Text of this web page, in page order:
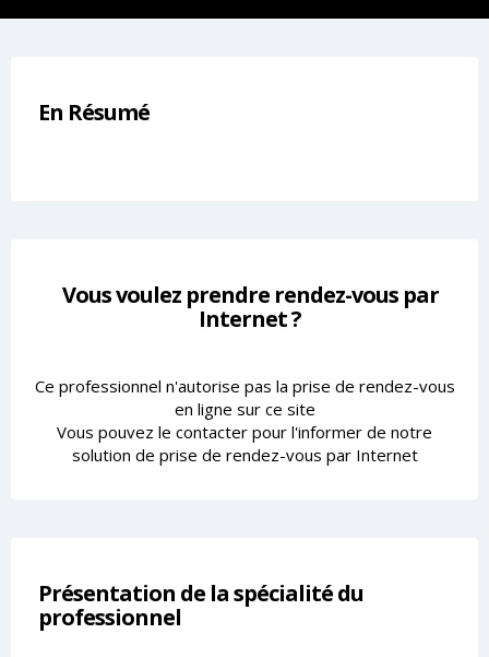
En Résumé
Vous voulez prendre rendez-vous par
Internet ?
Ce professionnel n'autorise pas la prise de rendez-vous
en ligne sur ce site
Vous pouvez le contacter pour l'informer de notre
solution de prise de rendez-vous par Internet
Présentation de la spécialité du
professionnel